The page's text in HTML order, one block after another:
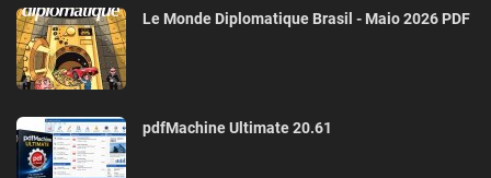
Le Monde Diplomatique Brasil - Maio 2026 PDF
pdfMachine Ultimate 20.61